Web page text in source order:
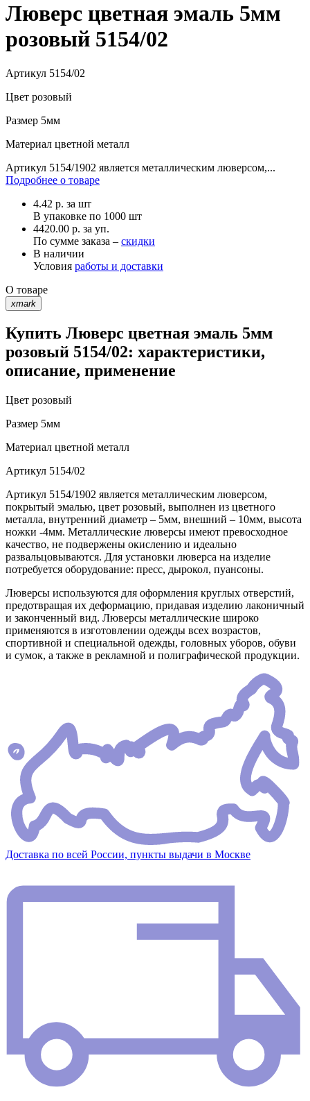
Люверс цветная эмаль 5мм
розовый 5154/02
Артикул 5154/02
Цвет розовый
Размер 5мм
Материал цветной металл
Артикул 5154/1902 является металлическим люверсом,...
Подробнее о товаре
4.42 р. за шт
В упаковке по 1000 шт
4420.00 р. за уп.
По сумме заказа – скидки
В наличии
Условия работы и доставки
О товаре
xmark
Купить Люверс цветная эмаль 5мм
розовый 5154/02: характеристики,
описание, применение
Цвет розовый
Размер 5мм
Материал цветной металл
Артикул 5154/02
Артикул 5154/1902 является металлическим люверсом,
покрытый эмалью, цвет розовый, выполнен из цветного
металла, внутренний диаметр – 5мм, внешний – 10мм, высота
ножки -4мм. Металлические люверсы имеют превосходное
качество, не подвержены окислению и идеально
развальцовываются. Для установки люверса на изделие
потребуется оборудование: пресс, дырокол, пуансоны.
Люверсы используются для оформления круглых отверстий,
предотвращая их деформацию, придавая изделию лаконичный
и законченный вид. Люверсы металлические широко
применяются в изготовлении одежды всех возрастов,
спортивной и специальной одежды, головных уборов, обуви
и сумок, а также в рекламной и полиграфической продукции.
Доставка по всей России, пункты выдачи в Москве